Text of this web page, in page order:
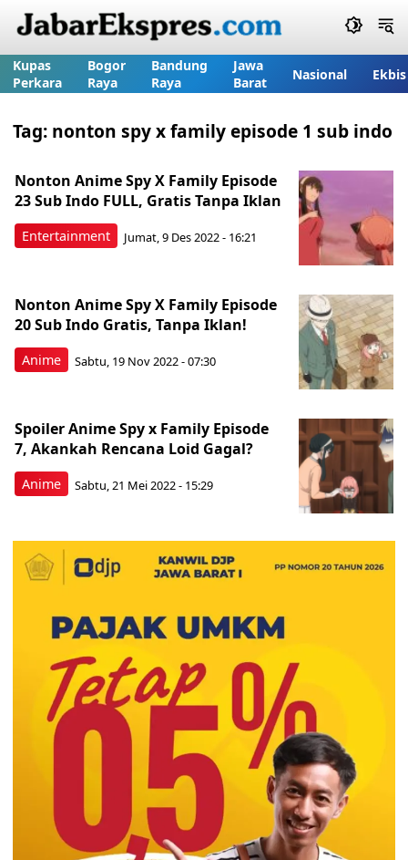
Kupas
Perkara
Bogor
Raya
Bandung
Raya
Jawa
Barat
Nasional Ekbis
Tag: nonton spy x family episode 1 sub indo
Entertainment
Nonton Anime Spy X Family Episode
23 Sub Indo FULL, Gratis Tanpa Iklan
Jumat, 9 Des 2022 - 16:21
Anime
Nonton Anime Spy X Family Episode
20 Sub Indo Gratis, Tanpa Iklan!
Sabtu, 19 Nov 2022 - 07:30
Anime
Spoiler Anime Spy x Family Episode
7, Akankah Rencana Loid Gagal?
Sabtu, 21 Mei 2022 - 15:29